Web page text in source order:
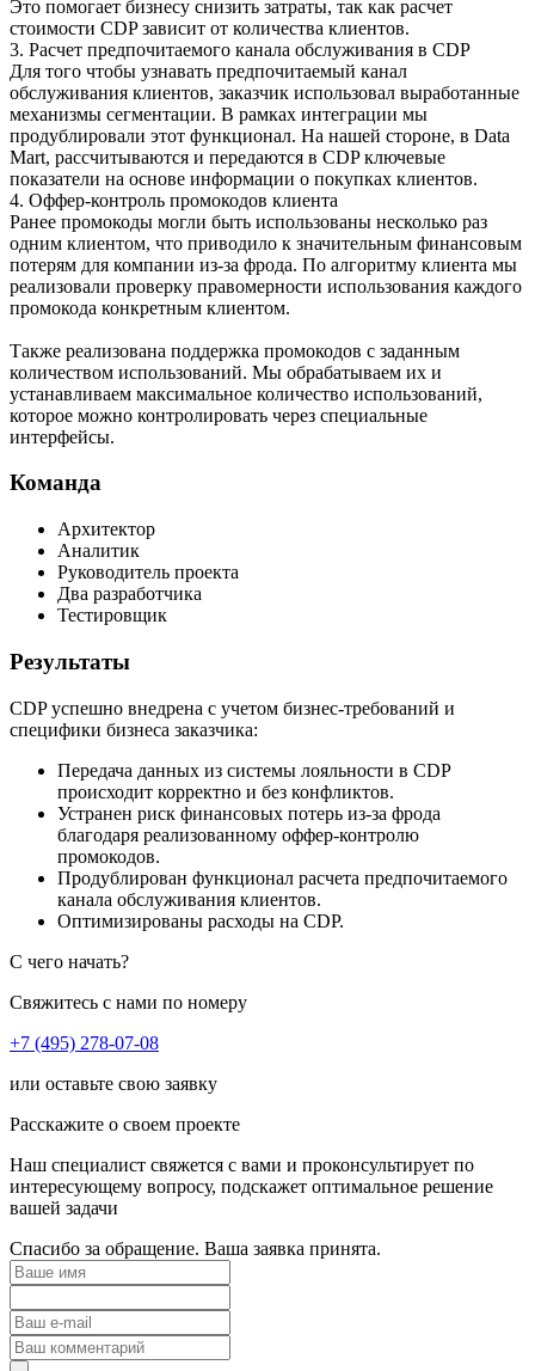
Это помогает бизнесу снизить затраты, так как расчет
стоимости CDP зависит от количества клиентов.
3. Расчет предпочитаемого канала обслуживания в CDP
Для того чтобы узнавать предпочитаемый канал
обслуживания клиентов, заказчик использовал выработанные
механизмы сегментации. В рамках интеграции мы
продублировали этот функционал. На нашей стороне, в Data
Mart, рассчитываются и передаются в CDP ключевые
показатели на основе информации о покупках клиентов.
4. Оффер-контроль промокодов клиента
Ранее промокоды могли быть использованы несколько раз
одним клиентом, что приводило к значительным финансовым
потерям для компании из-за фрода. По алгоритму клиента мы
реализовали проверку правомерности использования каждого
промокода конкретным клиентом.
Также реализована поддержка промокодов с заданным
количеством использований. Мы обрабатываем их и
устанавливаем максимальное количество использований,
которое можно контролировать через специальные
интерфейсы.
Команда
Архитектор
Аналитик
Руководитель проекта
Два разработчика
Тестировщик
Результаты
CDP успешно внедрена с учетом бизнес-требований и
специфики бизнеса заказчика:
Передача данных из системы лояльности в CDP
происходит корректно и без конфликтов.
Устранен риск финансовых потерь из-за фрода
благодаря реализованному оффер-контролю
промокодов.
Продублирован функционал расчета предпочитаемого
канала обслуживания клиентов.
Оптимизированы расходы на CDP.
С чего начать?
Свяжитесь с нами по номеру
+7 (495) 278-07-08
или оставьте свою заявку
Расскажите о своем проекте
Наш специалист свяжется с вами и проконсультирует по
интересующему вопросу, подскажет оптимальное решение
вашей задачи
Спасибо за обращение. Ваша заявка принята.